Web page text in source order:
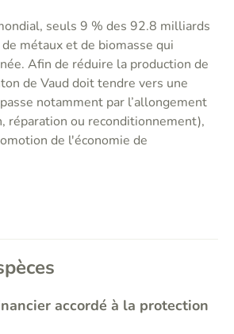
seuls 9 % des 92.8 milliards
métaux et de biomasse qui
Afin de réduire la production de
de Vaud doit tendre vers une
notamment par l’allongement
réparation ou reconditionnement),
de l'économie de
accordé à la protection